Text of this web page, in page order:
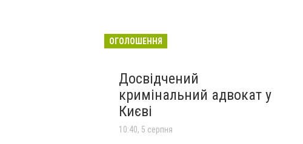
ОГОЛОШЕННЯ
Досвідчений
кримінальний адвокат у
Києві
10:40, 5 серпня